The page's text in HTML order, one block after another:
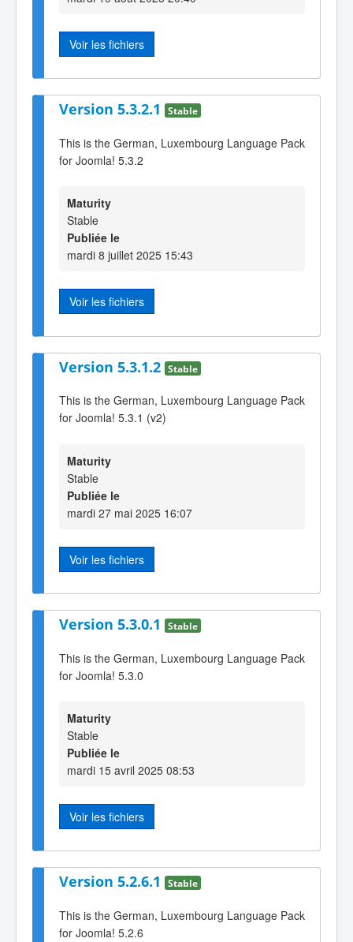
Voir les fichiers
Version 5.3.2.1 Stable
This is the German, Luxembourg Language Pack
for Joomla! 5.3.2
Maturity
Stable
Publiée le
mardi 8 juillet 2025 15:43
Voir les fichiers
Version 5.3.1.2 Stable
This is the German, Luxembourg Language Pack
for Joomla! 5.3.1 (v2)
Maturity
Stable
Publiée le
mardi 27 mai 2025 16:07
Voir les fichiers
Version 5.3.0.1 Stable
This is the German, Luxembourg Language Pack
for Joomla! 5.3.0
Maturity
Stable
Publiée le
mardi 15 avril 2025 08:53
Voir les fichiers
Version 5.2.6.1 Stable
This is the German, Luxembourg Language Pack
for Joomla! 5.2.6